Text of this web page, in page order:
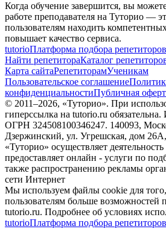
Когда обучение завершится, вы
работе преподавателя на Туторио —
пользователям находить
повышает качество сервиса.
tutorioПлатформа подбора репетиторов
Найти репетитораКаталог
Карта сайтаРепетиторамУченикам
Пользовательское соглашение
конфиденциальностиПубличная
© 2011–2026, «Туторио». При
гиперссылка на tutorio.ru
ОГРН 324508100346247. 140093,
Дзержинский, ул. Угрешская, дом
«Туторио» осуществляет
предоставляет онлайн - услуги по
также распространению рекламы
сети Интернет
Мы используем файлы cookie для
пользователям больше возможностей
tutorio.ru. Подробнее об условиях
tutorioПлатформа подбора репетиторов